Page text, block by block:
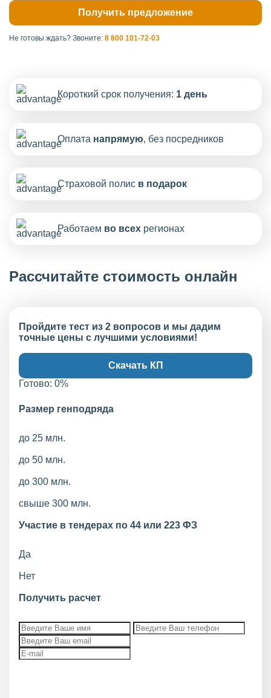
Не готовы ждать? Звоните: 8 800 101-72-03
Короткий срок получения: 1 день
Оплата напрямую, без посредников
Страховой полис в подарок
Работаем во всех регионах
Рассчитайте стоимость онлайн
Пройдите тест из 2 вопросов и мы дадим
точные цены с лучшими условиями!
Скачать КП
Готово: 0%
Размер генподряда
до 25 млн.
до 50 млн.
до 300 млн.
свыше 300 млн.
Участие в тендерах по 44 или 223 ФЗ
Да
Нет
Получить расчет